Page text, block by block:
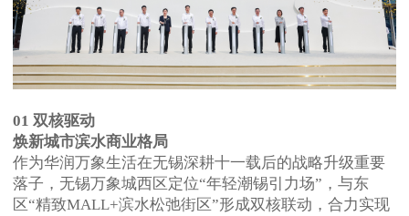
01 双核驱动
焕新城市滨水商业格局
作为华润万象生活在无锡深耕十一载后的战略升级重要
落子，无锡万象城西区定位“年轻潮锡引力场”，与东
区“精致MALL+滨水松弛街区”形成双核联动，合力实现